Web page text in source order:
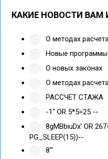
КАКИЕ НОВОСТИ ВАМ
О методах
Новые
О новых законах
О методах
РАССЧЕТ СТАЖА
-1" OR 5*5=25 --
8gMBbiuDx' OR
PG_SLEEP(15))--
8'"